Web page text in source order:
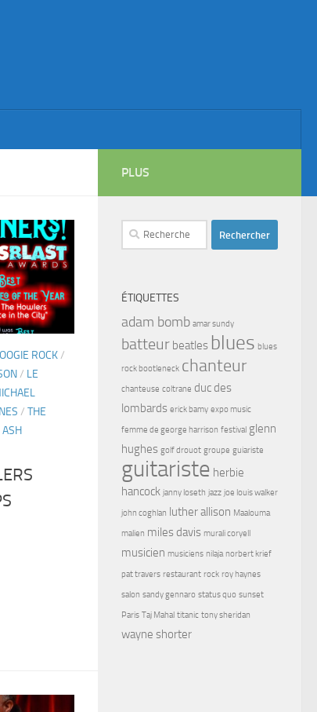
ROCK/
/ LE
/ THE
PLUS
Rechercher :
ÉTIQUETTES
adam bomb amar sundy
batteur beatles blues blues
rock bootleneck chanteur
chanteuse coltrane duc des
lombards erick bamy expo music
femme de george harrison festival glenn
hughes golf drouot groupe guiariste
guitariste herbie
hancock janny loseth jazz joe louis walker
john coghlan luther allison Maalouma
malien miles davis murali coryell
musicien musiciens nilaja norbert krief
pat travers restaurant rock roy haynes
salon sandy gennaro status quo sunset
Paris Taj Mahal titanic tony sheridan
wayne shorter